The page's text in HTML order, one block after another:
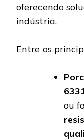
oferecendo
indústria.
Entre os
ou